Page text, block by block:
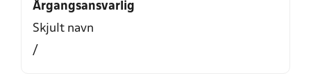
Årgangsansvarlig
Skjult navn
/